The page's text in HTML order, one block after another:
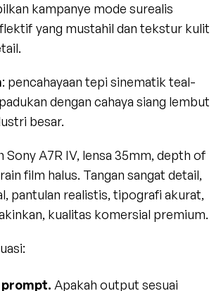
kampanye mode surealis
yang mustahil dan tekstur kulit
: pencahayaan tepi sinematik teal-
dengan cahaya siang lembut
besar.
Sony A7R IV, lensa 35mm, depth of
film halus. Tangan sangat detail,
pantulan realistis, tipografi akurat,
kualitas komersial premium.
Apakah output sesuai